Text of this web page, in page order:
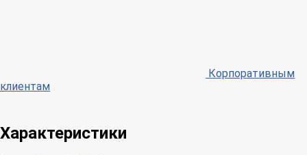
Корпоративным
клиентам
Характеристики